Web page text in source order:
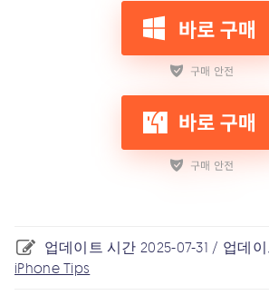
업데이트 시간 2025-07-31 / 업데
iPhone Tips